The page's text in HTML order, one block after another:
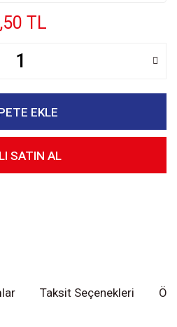
TL
EKLE
SATIN AL
Taksit Seçenekleri